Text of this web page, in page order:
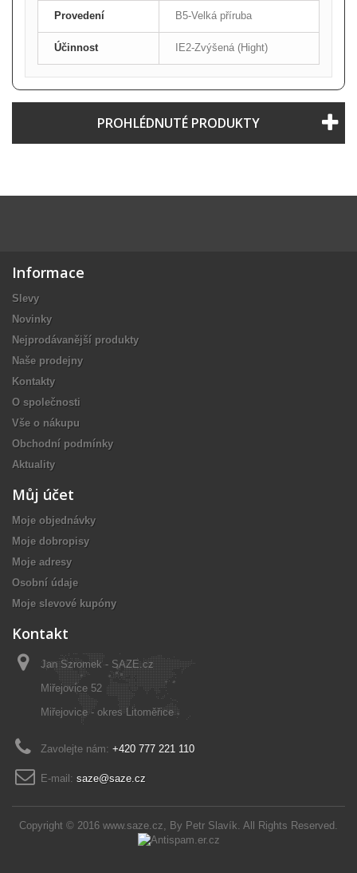
Provedení B5-Velká příruba
Účinnost IE2-Zvýšená (Hight)
PROHLÉDNUTÉ PRODUKTY
Informace
Slevy
Novinky
Nejprodávanější produkty
Naše prodejny
Kontakty
O společnosti
Vše o nákupu
Obchodní podmínky
Aktuality
Copyright © 2016 www.saze.cz, By Petr Slavík. All Rights Reserved.
Můj účet
Moje objednávky
Moje dobropisy
Moje adresy
Osobní údaje
Moje slevové kupóny
Kontakt
Jan Szromek - SAZE.cz
Miřejovice 52
Miřejovice - okres Litoměřice
Zavolejte nám: +420 777 221 110
E-mail: saze@saze.cz